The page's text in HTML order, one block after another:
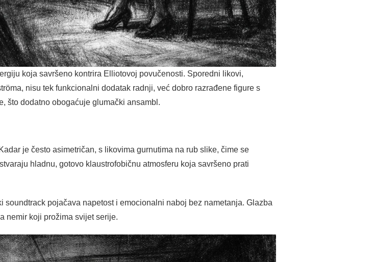
koja savršeno kontrira Elliotovoj povučenosti. Sporedni likovi,
nisu tek funkcionalni dodatak radnji, već dobro razrađene figure s
što dodatno obogaćuje glumački ansambl.
je često asimetričan, s likovima gurnutima na rub slike, čime se
hladnu, gotovo klaustrofobičnu atmosferu koja savršeno prati
pojačava napetost i emocionalni naboj bez nametanja. Glazba
nemir koji prožima svijet serije.